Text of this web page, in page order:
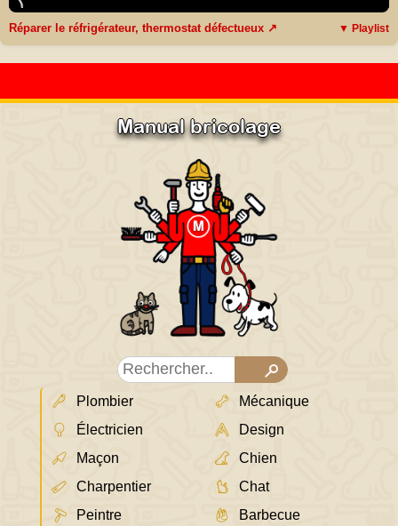
Réparer le réfrigérateur, thermostat défectueux ↗ ▼ Playlist
Manual bricolage
Plombier
Électricien
Maçon
Charpentier
Peintre
Mécanique
Design
Chien
Chat
Barbecue